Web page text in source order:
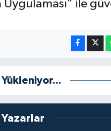
Uygulaması” ile
Yükleniyor...
Yazarlar